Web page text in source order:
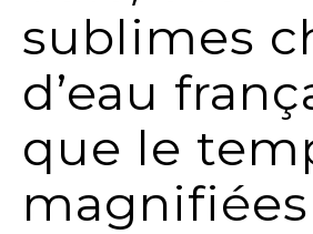
sublimes
d’eau
que le
magnifiées